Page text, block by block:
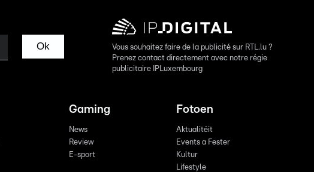
Ok
Vous souhaitez faire de la publicité sur RTL.lu ?
Prenez contact directement avec notre régie
publicitaire IPLuxembourg
Gaming
News
Review
E-sport
Fotoen
Aktualitéit
Events a Fester
Kultur
Lifestyle